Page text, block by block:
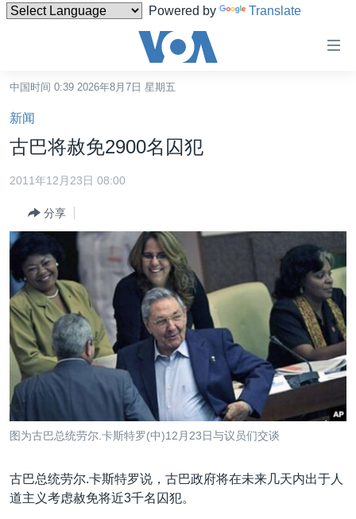
Powered by Translate
碍
链
接
转
容
跳
转
导
航
跳
检
索
港澳
国际
最新国际新闻
印太
中东
欧洲
非洲
美洲
分类新闻
经济·金融·贸易
人权·法律·宗教
科教·文娱·体健
军事
劳工
美中关系
热点专题
白宫要闻
国会报道
美中关系
埃博拉疫情
美国之音专访
VOA视频
VOA今日焦点
中文广播
中国时间 0:39 2026年8月7日 星期五
新闻
古巴将赦免2900名囚犯
2011年12月23日 08:00
分享
图为古巴总统劳尔.卡斯特罗(中)12月23日与议员们交谈
古巴总统劳尔.卡斯特罗说，古巴政府将在未来几天内出于人
道主义考虑赦免将近3千名囚犯。